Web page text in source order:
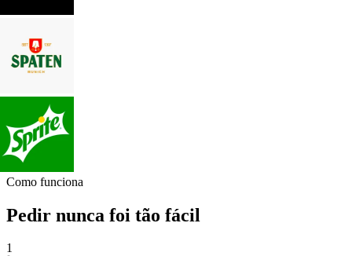
Como funciona
Pedir nunca foi tão fácil
1